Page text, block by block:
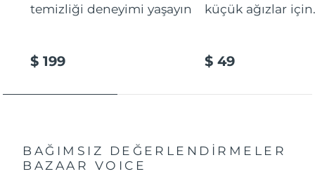
temizliği deneyimi yaşayın
$ 199
küçük ağızlar
$ 49
BAĞIMSIZ DEĞERLENDİRMELER
BAZAAR VOICE